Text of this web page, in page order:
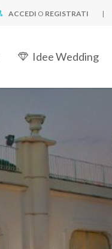
ACCEDI O REGISTRATI |
Idee Wedding